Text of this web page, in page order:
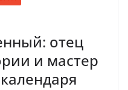
отец
и мастер